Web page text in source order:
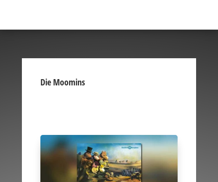
Die Moomins